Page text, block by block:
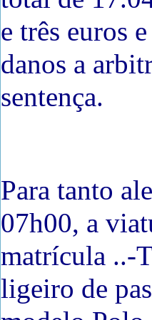
e três euros
danos a
sentença.
Para tanto
07h00, a
matrícula ..-
ligeiro de